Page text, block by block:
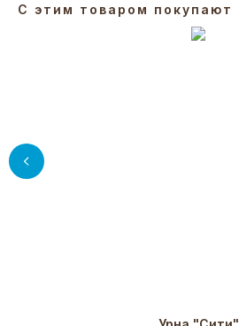
С этим товаром покупают